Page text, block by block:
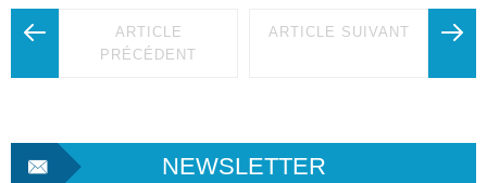
ARTICLE
PRÉCÉDENT
ARTICLE SUIVANT
NEWSLETTER